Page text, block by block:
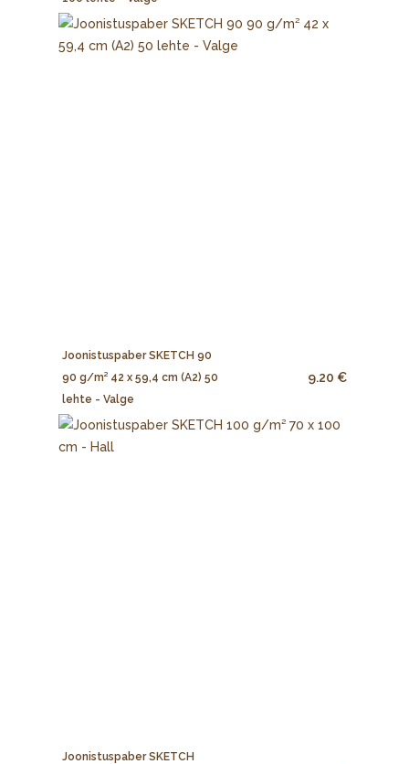
Joonistuspaber SKETCH 90
90 g/m² 42 x 59,4 cm (A2) 50
lehte - Valge
9.20 €
Joonistuspaber SKETCH